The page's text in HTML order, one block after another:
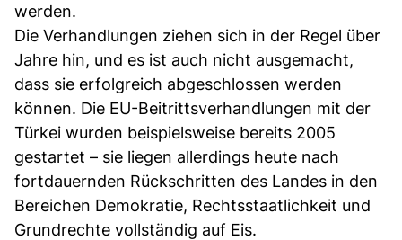
werden.
Die Verhandlungen ziehen sich in der Regel über
Jahre hin, und es ist auch nicht ausgemacht,
dass sie erfolgreich abgeschlossen werden
können. Die EU-Beitrittsverhandlungen mit der
Türkei wurden beispielsweise bereits 2005
gestartet – sie liegen allerdings heute nach
fortdauernden Rückschritten des Landes in den
Bereichen Demokratie, Rechtsstaatlichkeit und
Grundrechte vollständig auf Eis.